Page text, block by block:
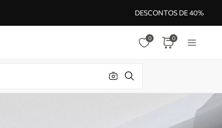
DESCONTOS DE 40%
0 0